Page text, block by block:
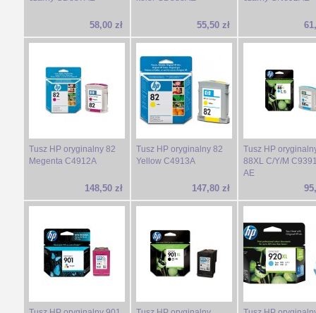
58,00 zł 55,50 zł
Tusz HP oryginalny 82
Megenta C4912A
148,50 zł
Tusz HP oryginalny 82
Yellow C4913A
147,80 zł
Tusz HP
88XL C/Y/M
AE